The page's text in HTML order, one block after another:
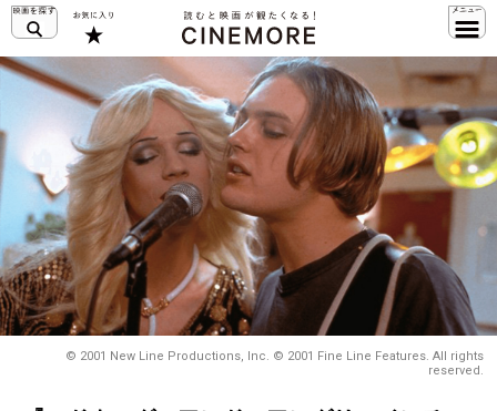
© 2001 New Line Productions, Inc. © 2001 Fine Line Features. All rights
reserved.